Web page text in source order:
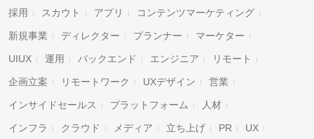
採用 スカウト アプリ コンテンツマーケティング
新規事業 ディレクター プランナー マーケター
UIUX 運用 バックエンド エンジニア リモート
企画立案 リモートワーク UXデザイン 営業
インサイドセールス プラットフォーム 人材
インフラ クラウド メディア 立ち上げ PR UX